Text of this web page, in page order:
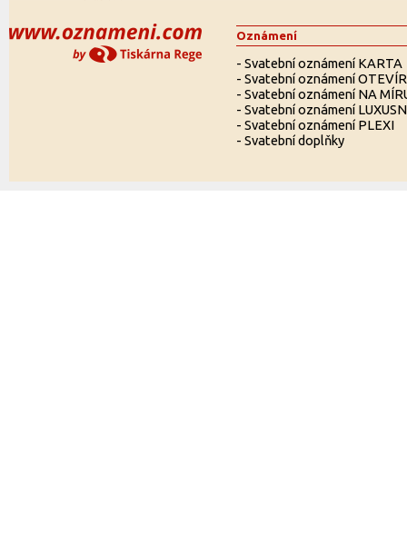
Oznámení
- Svatební oznámení KARTA
- Svatební oznámení
- Svatební oznámení NA
- Svatební oznámení
- Svatební oznámení PLEXI
- Svatební doplňky